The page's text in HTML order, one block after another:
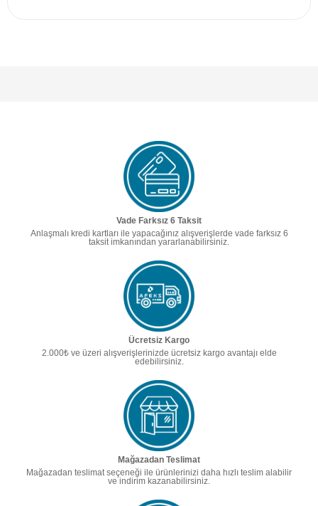
Vade Farksız 6 Taksit
Anlaşmalı kredi kartları ile yapacağınız alışverişlerde vade farksız 6
taksit imkanından yararlanabilirsiniz.
Ücretsiz Kargo
2.000₺ ve üzeri alışverişlerinizde ücretsiz kargo avantajı elde
edebilirsiniz.
Mağazadan Teslimat
Mağazadan teslimat seçeneği ile ürünlerinizi daha hızlı teslim alabilir
ve indirim kazanabilirsiniz.